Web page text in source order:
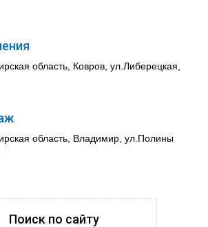
область, Ковров, ул.Либерецкая,
область, Владимир, ул.Полины
Поиск по сайту